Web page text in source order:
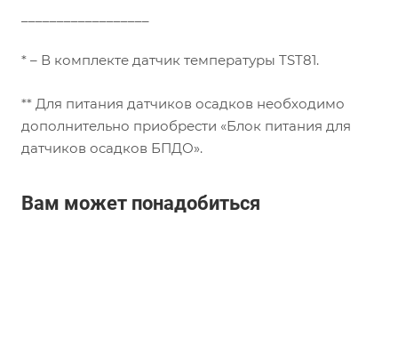
* – В комплекте датчик температуры TST81.
** Для питания датчиков осадков необходимо
дополнительно приобрести «Блок питания для
датчиков осадков БПДО».
Вам может понадобиться